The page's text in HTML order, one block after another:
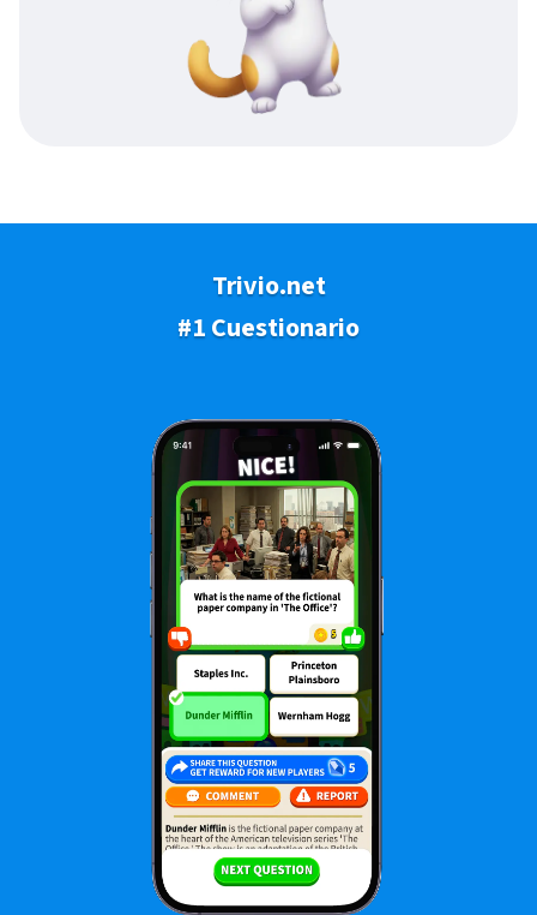
Trivio.net
#1 Cuestionario